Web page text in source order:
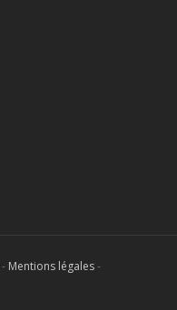
- Mentions légales-